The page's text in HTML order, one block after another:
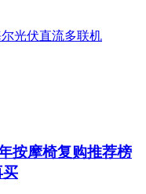
按摩椅复购推荐榜
买